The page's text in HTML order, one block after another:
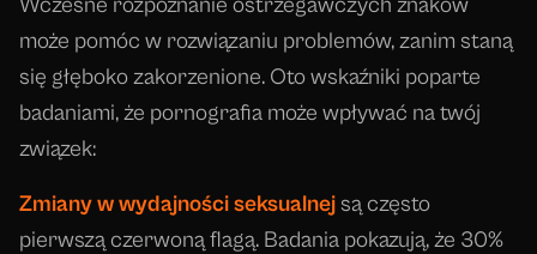
może pomóc w rozwiązaniu problemów, zanim staną
się głęboko zakorzenione. Oto wskaźniki poparte
badaniami, że pornografia może wpływać na twój
związek:
Zmiany w wydajności seksualnej są często
pierwszą czerwoną flagą. Badania pokazują, że 30%